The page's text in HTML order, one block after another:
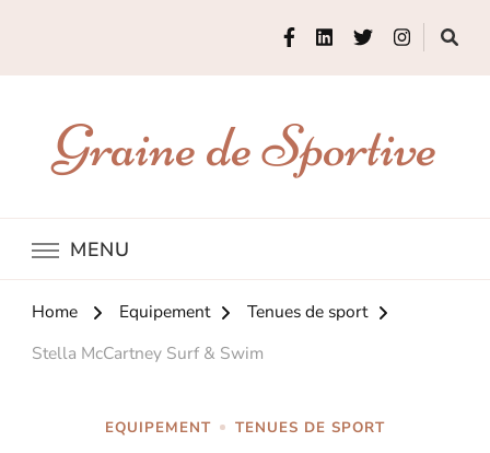
Graine de Sportive
MENU
Home Equipement
Tenues de sport
Stella McCartney Surf & Swim
EQUIPEMENT TENUES DE SPORT